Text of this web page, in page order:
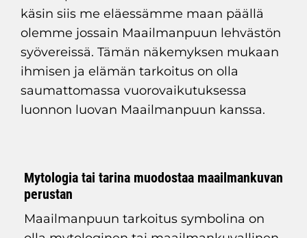
käsin siis me eläessämme maan päällä
olemme jossain Maailmanpuun lehvästön
syövereissä. Tämän näkemyksen mukaan
ihmisen ja elämän tarkoitus on olla
saumattomassa vuorovaikutuksessa
luonnon luovan Maailmanpuun kanssa.
Mytologia tai tarina muodostaa maailmankuvan
perustan
Maailmanpuun tarkoitus symbolina on